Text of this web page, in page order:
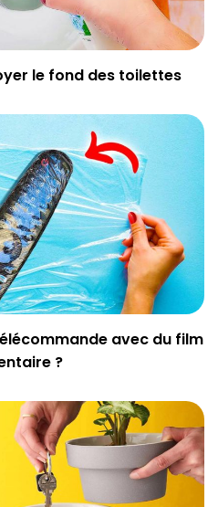
le fond des toilettes
avec du film
?